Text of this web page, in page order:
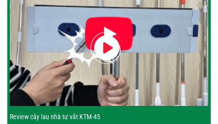
Review cây lau nhà tự vắt KTM-45